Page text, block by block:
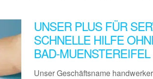
UNSER PLUS FÜR
SCHNELLE HILFE
BAD-MUENSTEREIFEL
Unser Geschäftsname